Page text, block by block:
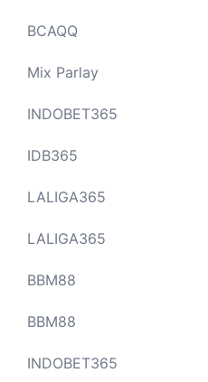
BCAQQ
Mix Parlay
INDOBET365
IDB365
LALIGA365
LALIGA365
BBM88
BBM88
INDOBET365